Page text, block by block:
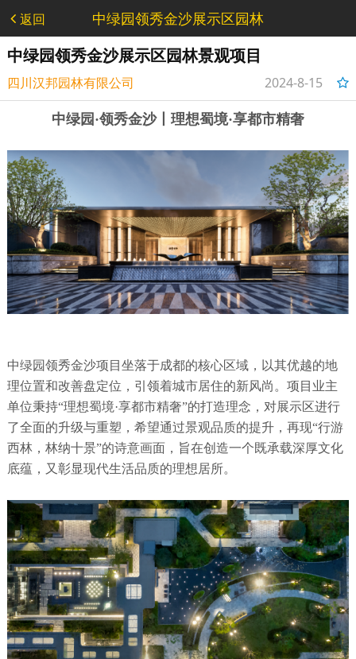
返回
中绿园领秀金沙展示区园林
景观项目 - 施工类
中绿园领秀金沙展示区园林景观项目
四川汉邦园林有限公司
2024-8-15
17:43:05
中绿园·领秀金沙丨理想蜀境·享都市精奢
中绿园领秀金沙项目坐落于成都的核心区域，以其优越的地
理位置和改善盘定位，引领着城市居住的新风尚。项目业主
单位秉持“理想蜀境·享都市精奢”的打造理念，对展示区进行
了全面的升级与重塑，希望通过景观品质的提升，再现“行游
西林，林纳十景”的诗意画面，旨在创造一个既承载深厚文化
底蕴，又彰显现代生活品质的理想居所。